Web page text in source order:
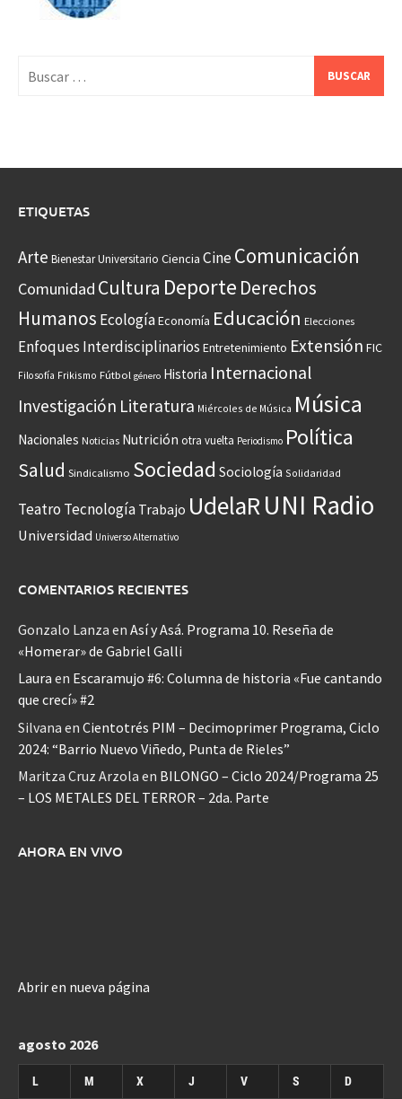
ETIQUETAS
Arte Bienestar Universitario Ciencia CineComunicación
Comunidad Cultura Deporte Derechos
Humanos EcologíaEconomía Educación Elecciones
Enfoques Interdisciplinarios Entretenimiento Extensión FIC
Filosofía Frikismo Fútbol género Historia Internacional
Investigación Literatura Miércoles de Música Música
Nacionales Noticias Nutrición otra vuelta Periodismo Política
Salud Sindicalismo Sociedad Sociología Solidaridad
Teatro Tecnología Trabajo UdelaRUNI Radio
Universidad Universo Alternativo
COMENTARIOS RECIENTES
Gonzalo Lanza en Así y Asá. Programa 10. Reseña de
«Homerar» de Gabriel Galli
Laura en Escaramujo #6: Columna de historia «Fue cantando
que crecí» #2
Silvana en Cientotrés PIM – Decimoprimer Programa, Ciclo
2024: “Barrio Nuevo Viñedo, Punta de Rieles”
Maritza Cruz Arzola en BILONGO – Ciclo 2024/Programa 25
– LOS METALES DEL TERROR – 2da. Parte
AHORA EN VIVO
Abrir en nueva página
agosto 2026
L M X J V S D